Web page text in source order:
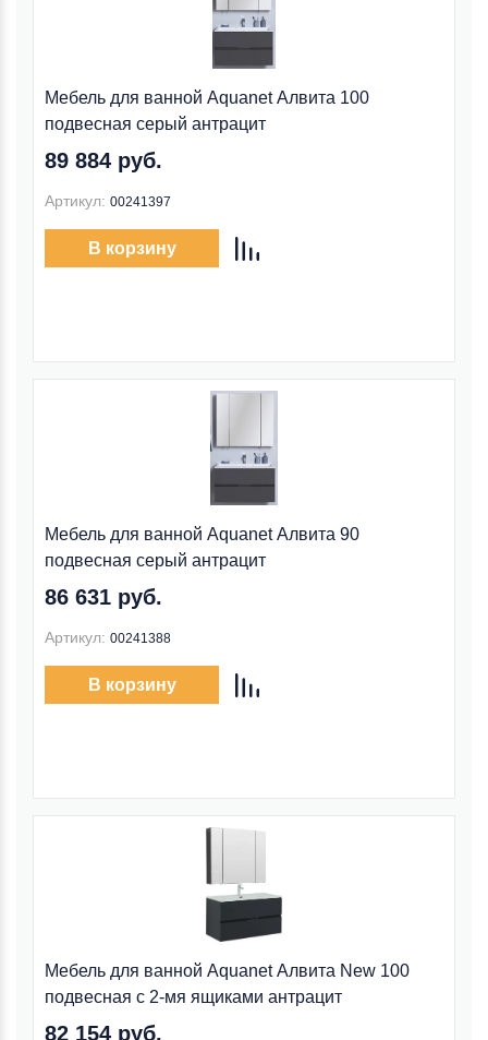
Мебель для ванной Aquanet Алвита 100
подвесная серый антрацит
89 884 руб.
Артикул: 00241397
В корзину
Мебель для ванной Aquanet Алвита 90
подвесная серый антрацит
86 631 руб.
Артикул: 00241388
В корзину
Мебель для ванной Aquanet Алвита New 100
подвесная с 2-мя ящиками антрацит
82 154 руб.